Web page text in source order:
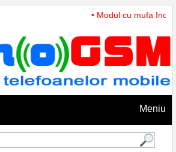
• Modul cu mufa
Meniu